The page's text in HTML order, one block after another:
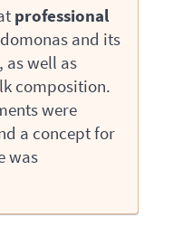
professional
and its
as well as
composition.
were
a concept for
was